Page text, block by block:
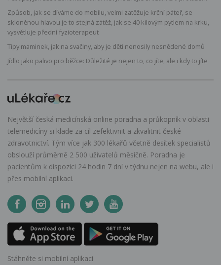
Způsob, jak se díváme do mobilu, velmi zatěžuje krční páteř, se
skloněnou hlavou je to stejná zátěž, jak se 40 kilovým pytlem na krku,
vysvětluje přední fyzioterapeut
Tipy maminek, jak na svačiny, aby je děti nenosily nesnědené domů
Jídlo jako palivo pro běžce: Důležité je nejen to, co jíte, ale i kdy to jíte
Největší česká medicínská online poradna a průkopník v oblasti
telemedicíny si klade za cíl zefektivnit a zkvalitnit české
zdravotnictví. Tým více jak 300 lékařů včetně desítek specialistů
obslouží průměrně 2 500 uživatelů měsíčně. Poradna je
pacientům k dispozici 24 hodin 7 dní v týdnu nejen na webu, ale i
přes mobilní aplikaci.
Stáhněte si mobilní aplikaci